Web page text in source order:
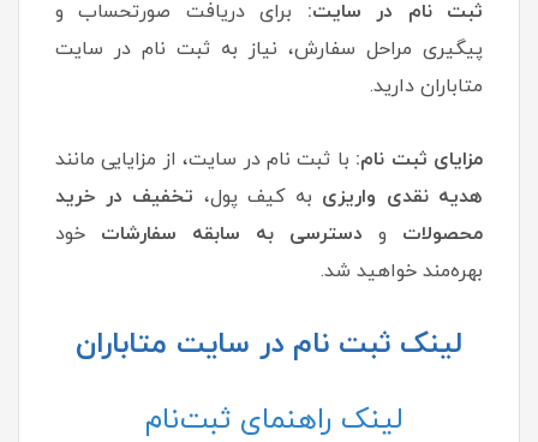
ثبت نام در سایت: برای دریافت صورتحساب و
پیگیری مراحل سفارش، نیاز به ثبت نام در سایت
متاباران دارید.
مزایای ثبت نام: با ثبت نام در سایت، از مزایایی مانند
هدیه نقدی واریزی به کیف پول، تخفیف در خرید
محصولات و دسترسی به سابقه سفارشات خود
بهره‌مند خواهید شد.
لینک ثبت نام در سایت متاباران
لینک راهنمای ثبت‌نام